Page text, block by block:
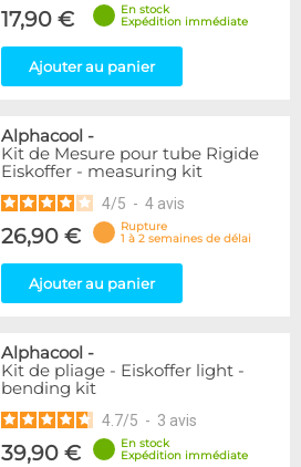
17,90 €
En stock
Expédition immédiate
Ajouter au panier
Alphacool -
Kit de Mesure pour tube Rigide
Eiskoffer - measuring kit
4/5 - 4 avis
26,90 €
Rupture
1 à 2 semaines de délai
Ajouter au panier
Alphacool -
Kit de pliage - Eiskoffer light -
bending kit
4.7/5 - 3 avis
39,90 €
En stock
Expédition immédiate